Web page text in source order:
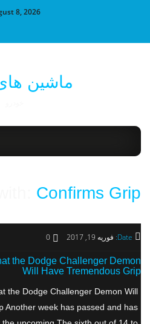
8, 2026
ماشین
with:Confirms Grip
Date: فوریه 19, 2017 0
the Dodge Challenger Demon
Will Have Tremendous Grip
the Dodge Challenger Demon Will
Another week has passed and has